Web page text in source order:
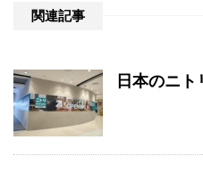
関連記事
日本のニ